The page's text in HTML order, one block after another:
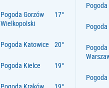
Pogoda Gorzów
Wielkopolski
Pogoda Katowice
Pogoda Kielce
Pogoda
Pogoda